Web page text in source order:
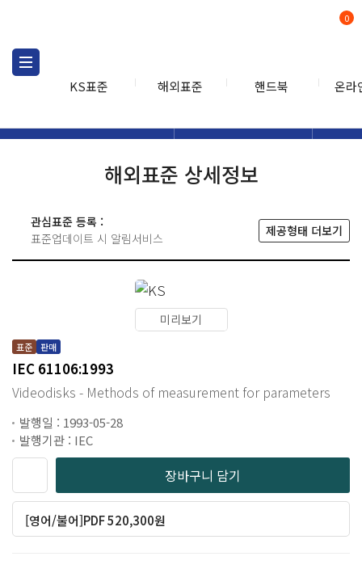
KS표준 해외표준 핸드북 온라
0
해외표준 상세정보
관심표준 등록 :
표준업데이트 시 알림서비스
제공형태 더보기
미리보기
표준 판매
IEC 61106:1993
Videodisks - Methods of measurement for parameters
발행일 : 1993-05-28
발행기관 : IEC
장바구니 담기
[영어/불어]PDF 520,300원